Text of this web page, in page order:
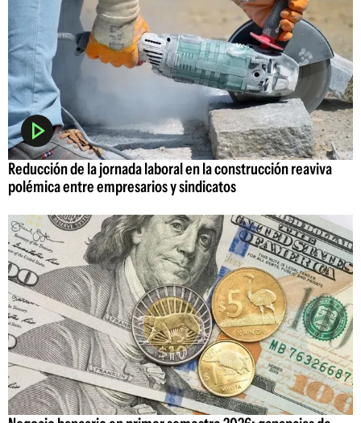
Reducción de la jornada laboral en la construcción reaviva
polémica entre empresarios y sindicatos